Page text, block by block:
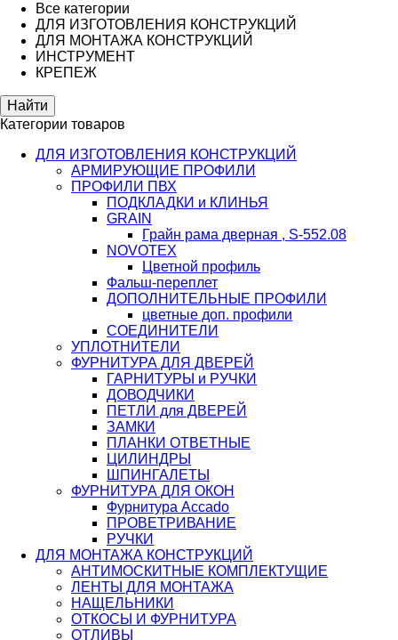
Все категории
ДЛЯ ИЗГОТОВЛЕНИЯ КОНСТРУКЦИЙ
ДЛЯ МОНТАЖА КОНСТРУКЦИЙ
ИНСТРУМЕНТ
КРЕПЕЖ
Категории товаров
ДЛЯ ИЗГОТОВЛЕНИЯ КОНСТРУКЦИЙ
АРМИРУЮЩИЕ ПРОФИЛИ
ПРОФИЛИ ПВХ
ПОДКЛАДКИ и КЛИНЬЯ
GRAIN
Грайн рама дверная , S-552.08
NOVOTEX
Цветной профиль
Фальш-переплет
ДОПОЛНИТЕЛЬНЫЕ ПРОФИЛИ
цветные доп. профили
СОЕДИНИТЕЛИ
УПЛОТНИТЕЛИ
ФУРНИТУРА ДЛЯ ДВЕРЕЙ
ГАРНИТУРЫ и РУЧКИ
ДОВОДЧИКИ
ПЕТЛИ для ДВЕРЕЙ
ЗАМКИ
ПЛАНКИ ОТВЕТНЫЕ
ЦИЛИНДРЫ
ШПИНГАЛЕТЫ
ФУРНИТУРА ДЛЯ ОКОН
Фурнитура Accado
ПРОВЕТРИВАНИЕ
РУЧКИ
ДЛЯ МОНТАЖА КОНСТРУКЦИЙ
АНТИМОСКИТНЫЕ КОМПЛЕКТУЩИЕ
ЛЕНТЫ ДЛЯ МОНТАЖА
НАЩЕЛЬНИКИ
ОТКОСЫ И ФУРНИТУРА
ОТЛИВЫ